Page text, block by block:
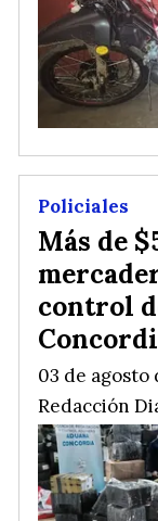
Más de
control
Redacción
Policiales
03 de agosto